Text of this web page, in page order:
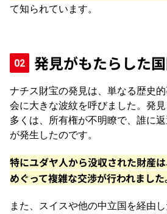
て知られています。
発見がもたらした
ナチス財宝の発見は、単なる歴史
会に大きな波紋を呼びました。発
多くは、所有権が不明瞭で、誰に
が発生したのです。
特にユダヤ人から没収された財産
めぐって複雑な交渉が行われました
また、スイスや他の中立国を経由